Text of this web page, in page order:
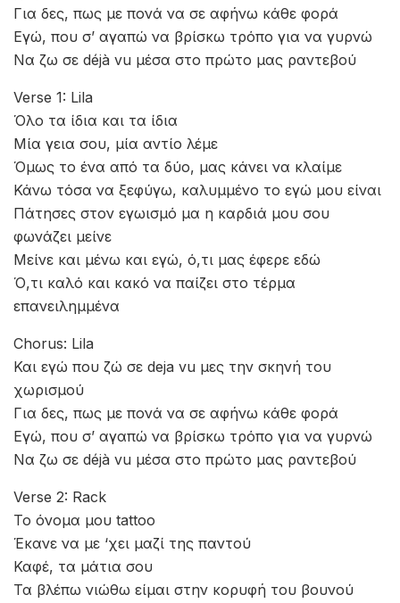
Για δες, πως με πονά να σε αφήνω κάθε φορά
Εγώ, που σ’ αγαπώ να βρίσκω τρόπο για να γυρνώ
Να ζω σε déjà vu μέσα στο πρώτο μας ραντεβού
Verse 1: Lila
Όλο τα ίδια και τα ίδια
Μία γεια σου, μία αντίο λέμε
Όμως το ένα από τα δύο, μας κάνει να κλαίμε
Κάνω τόσα να ξεφύγω, καλυμμένο το εγώ μου είναι
Πάτησες στον εγωισμό μα η καρδιά μου σου
φωνάζει μείνε
Μείνε και μένω και εγώ, ό,τι μας έφερε εδώ
Ό,τι καλό και κακό να παίζει στο τέρμα
επανειλημμένα
Chorus: Lila
Και εγώ που ζώ σε deja vu μες την σκηνή του
χωρισμού
Για δες, πως με πονά να σε αφήνω κάθε φορά
Εγώ, που σ’ αγαπώ να βρίσκω τρόπο για να γυρνώ
Να ζω σε déjà vu μέσα στο πρώτο μας ραντεβού
Verse 2: Rack
Το όνομα μου tattoo
Έκανε να με ‘χει μαζί της παντού
Καφέ, τα μάτια σου
Τα βλέπω νιώθω είμαι στην κορυφή του βουνού